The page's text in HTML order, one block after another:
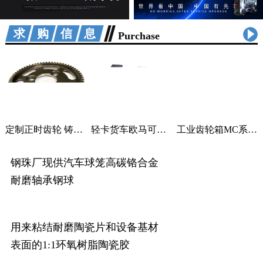
求购信息 Purchase
定制正时齿轮 铸铁曲轴加工 适用汽车机械 轻卡货车欧马可采尔孚变速箱ZF5S400V变速箱 工业齿轮箱MC系列大功率减速机M系列直角变速器平行变速箱
钢珠厂现供汽车球笼高碳铬合金
耐磨轴承钢球
用来粘结耐磨陶瓷片和设备基材
表面的1:1环氧树脂陶瓷胶